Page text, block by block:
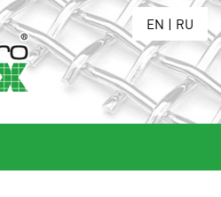
EN | RU